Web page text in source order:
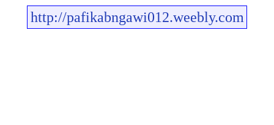
http://pafikabngawi012.weebly.com